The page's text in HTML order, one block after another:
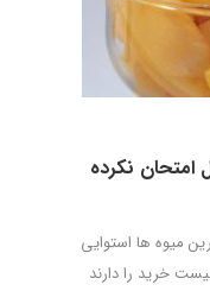
امتحان نکرده
میوه ها استوایی
خرید را دارند